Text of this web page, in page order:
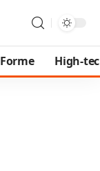
Forme High-